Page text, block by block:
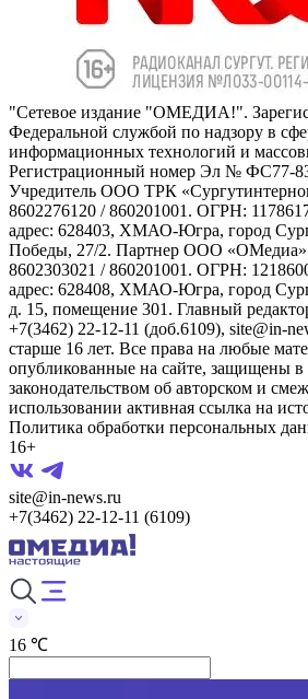
"Сетевое издание "ОМЕДИА!".
Федеральной службой по надзору в
информационных технологий и
Регистрационный номер Эл № ФС77-
Учредитель ООО ТРК
8602276120 / 860201001. ОГРН:
адрес: 628403, ХМАО-Югра, город
Победы, 27/2. Партнер ООО
8602303021 / 860201001. ОГРН:
адрес: 628408, ХМАО-Югра, город
д. 15, помещение 301. Главный
+7(3462) 22-12-11 (доб.6109), site@in-
старше 16 лет. Все права на любые
опубликованные на сайте, защищены в
законодательством об авторском и
использовании активная ссылка на
Политика обработки персональных
16+
site@in-news.ru
+7(3462) 22-12-11 (6109)
16 ℃